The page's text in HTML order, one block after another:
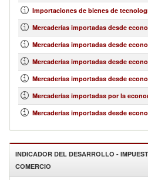
Importaciones de bienes de
Mercaderías importadas desde
Mercaderías importadas desde
Mercaderías importadas desde
Mercaderías importadas desde
Mercaderías importadas por la
Mercaderías importadas desde
INDICADOR DEL DESARROLLO -
COMERCIO